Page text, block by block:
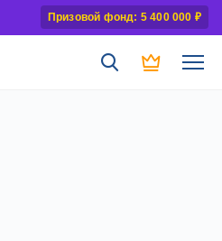
Призовой фонд: 5 400 000 ₽